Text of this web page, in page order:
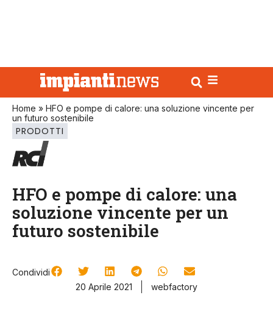
Home » HFO e pompe di calore: una soluzione vincente per
un futuro sostenibile
PRODOTTI
HFO e pompe di calore: una
soluzione vincente per un
futuro sostenibile
Condividi
20 Aprile 2021
webfactory